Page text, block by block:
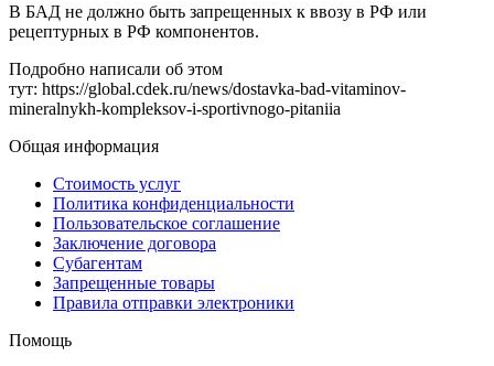
В БАД не должно быть запрещенных к ввозу в РФ или
рецептурных в РФ компонентов.
Подробно написали об этом
тут: https://global.cdek.ru/news/dostavka-bad-vitaminov-
mineralnykh-kompleksov-i-sportivnogo-pitaniia
Общая информация
Стоимость услуг
Политика конфиденциальности
Пользовательское соглашение
Заключение договора
Субагентам
Запрещенные товары
Правила отправки электроники
Помощь